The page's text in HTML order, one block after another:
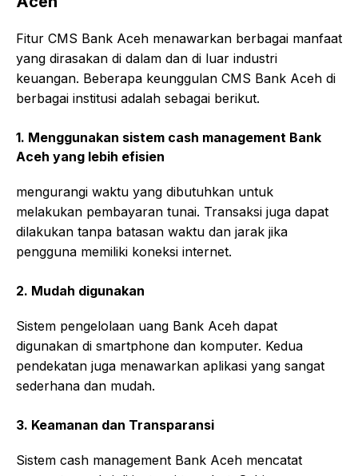
Fitur CMS Bank Aceh menawarkan berbagai manfaat
yang dirasakan di dalam dan di luar industri
keuangan. Beberapa keunggulan CMS Bank Aceh di
berbagai institusi adalah sebagai berikut.
1. Menggunakan sistem cash management Bank
Aceh yang lebih efisien
mengurangi waktu yang dibutuhkan untuk
melakukan pembayaran tunai. Transaksi juga dapat
dilakukan tanpa batasan waktu dan jarak jika
pengguna memiliki koneksi internet.
2. Mudah digunakan
Sistem pengelolaan uang Bank Aceh dapat
digunakan di smartphone dan komputer. Kedua
pendekatan juga menawarkan aplikasi yang sangat
sederhana dan mudah.
3. Keamanan dan Transparansi
Sistem cash management Bank Aceh mencatat